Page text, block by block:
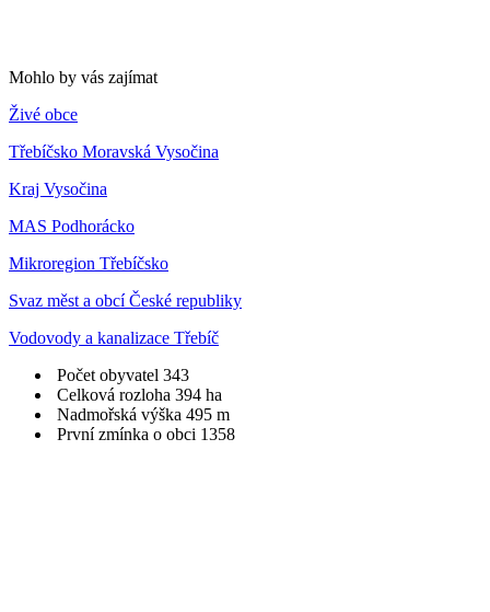
Mohlo by vás zajímat
Živé obce
Třebíčsko Moravská Vysočina
Kraj Vysočina
MAS Podhorácko
Mikroregion Třebíčsko
Svaz měst a obcí České republiky
Vodovody a kanalizace Třebíč
Počet obyvatel 343
Celková rozloha 394 ha
Nadmořská výška 495 m
První zmínka o obci 1358